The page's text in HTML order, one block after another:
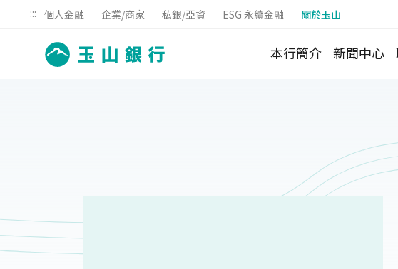
::: 個人金融 企業/商家 私銀/亞資 ESG 永續金融 關於玉山
本行簡介 新聞中心